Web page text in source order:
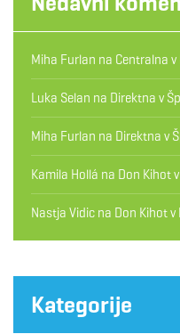
Miha Furlan na Centralna v
Luka Selan na Direktna v
Miha Furlan na Direktna v
Kamila Hollá na Don Kihot
Nastja Vidic na Don Kihot
Kategorije